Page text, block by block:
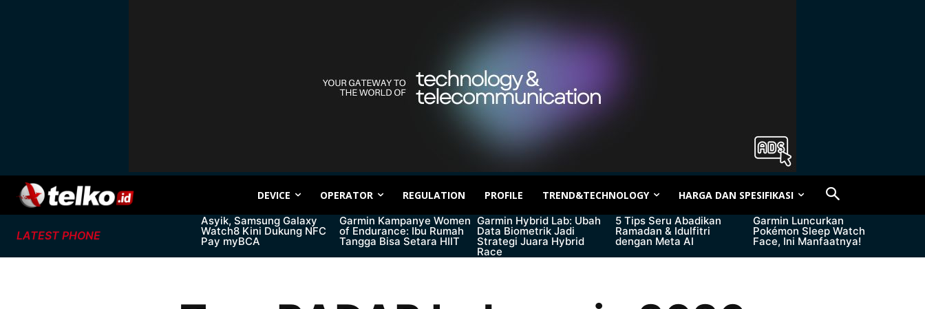
DEVICE OPERATOR REGULATION PROFILE TREND&TECHNOLOGY HARGA DAN SPESIFIKASI
LATEST PHONE
Asyik, Samsung Galaxy
Watch8 Kini Dukung NFC
Pay myBCA
Garmin Kampanye Women
of Endurance: Ibu Rumah
Tangga Bisa Setara HIIT
Garmin Hybrid Lab: Ubah
Data Biometrik Jadi
Strategi Juara Hybrid
Race
5 Tips Seru Abadikan
Ramadan & Idulfitri
dengan Meta AI
Garmin Luncurkan
Pokémon Sleep Watch
Face, Ini Manfaatnya!